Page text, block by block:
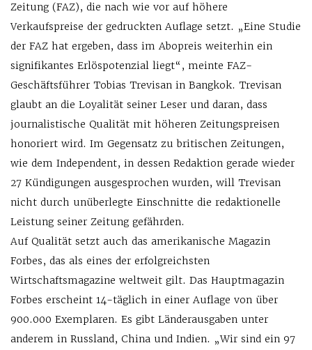
Zeitung (FAZ), die nach wie vor auf höhere
Verkaufspreise der gedruckten Auflage setzt. „Eine Studie
der FAZ hat ergeben, dass im Abopreis weiterhin ein
signifikantes Erlöspotenzial liegt“, meinte FAZ-
Geschäftsführer Tobias Trevisan in Bangkok. Trevisan
glaubt an die Loyalität seiner Leser und daran, dass
journalistische Qualität mit höheren Zeitungspreisen
honoriert wird. Im Gegensatz zu britischen Zeitungen,
wie dem Independent, in dessen Redaktion gerade wieder
27 Kündigungen ausgesprochen wurden, will Trevisan
nicht durch unüberlegte Einschnitte die redaktionelle
Leistung seiner Zeitung gefährden.
Auf Qualität setzt auch das amerikanische Magazin
Forbes, das als eines der erfolgreichsten
Wirtschaftsmagazine weltweit gilt. Das Hauptmagazin
Forbes erscheint 14-täglich in einer Auflage von über
900.000 Exemplaren. Es gibt Länderausgaben unter
anderem in Russland, China und Indien. „Wir sind ein 97